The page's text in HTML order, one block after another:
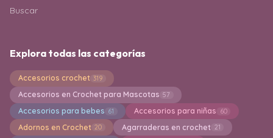
Buscar
Explora todas las categorías
Accesorios crochet 319
Accesorios en Crochet para Mascotas 57
Accesorios para bebes 61 Accesorios para niñas 60
Adornos en Crochet 20 Agarraderas en crochet 21